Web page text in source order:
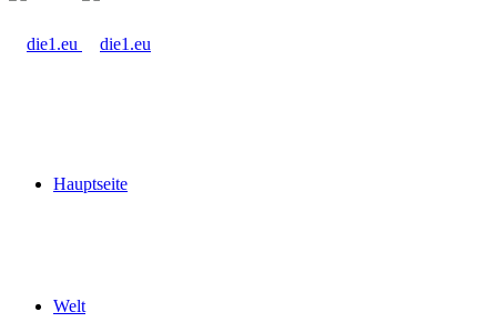
Hauptseite
Welt